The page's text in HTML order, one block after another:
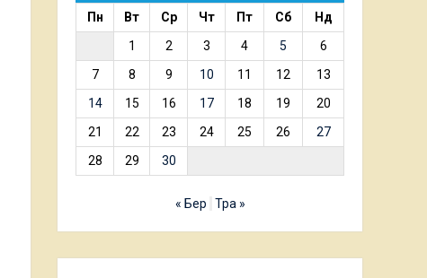
Пн
Вт Ср Чт Пт Сб
Нд
1
2 3 4 5
6
7
8 9 10 11 12
13
14
15 16 17 18 19
20
21
22 23 24 25 26
27
28
29 30
« Бер Тра »